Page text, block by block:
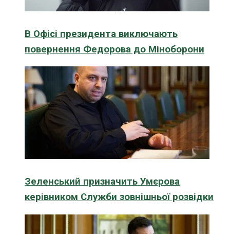
В Офісі президента виключають
повернення Федорова до Міноборони
Зеленський призначить Умєрова
керівником Служби зовнішньої розвідки